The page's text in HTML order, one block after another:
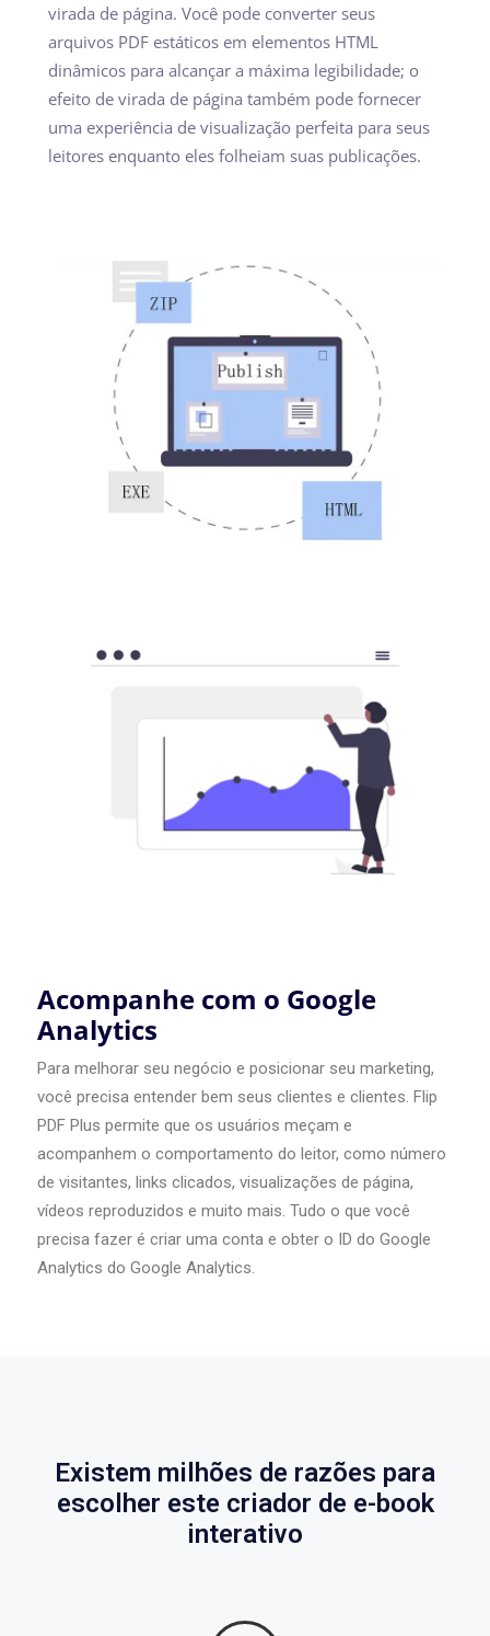
virada de página. Você pode converter seus
arquivos PDF estáticos em elementos HTML
dinâmicos para alcançar a máxima legibilidade; o
efeito de virada de página também pode fornecer
uma experiência de visualização perfeita para seus
leitores enquanto eles folheiam suas publicações.
Acompanhe com o Google
Analytics
Para melhorar seu negócio e posicionar seu marketing,
você precisa entender bem seus clientes e clientes. Flip
PDF Plus permite que os usuários meçam e
acompanhem o comportamento do leitor, como número
de visitantes, links clicados, visualizações de página,
vídeos reproduzidos e muito mais. Tudo o que você
precisa fazer é criar uma conta e obter o ID do Google
Analytics do Google Analytics.
Existem milhões de razões para
escolher este criador de e-book
interativo